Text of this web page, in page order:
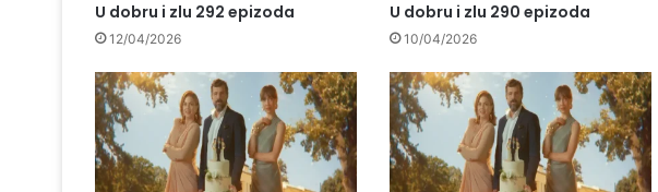
U dobru i zlu 292 epizoda
12/04/2026
U dobru i zlu 290 epizoda
10/04/2026